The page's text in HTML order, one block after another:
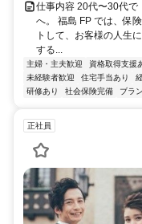
仕事内容 20代〜30代で
へ。 福島 FP では、保
トして、お客様の⼈⽣
する...
主婦・主夫歓迎 資格取得支援
未経験者歓迎
住宅手当あり
研修あり
社会保険完備 ブラ
正社員